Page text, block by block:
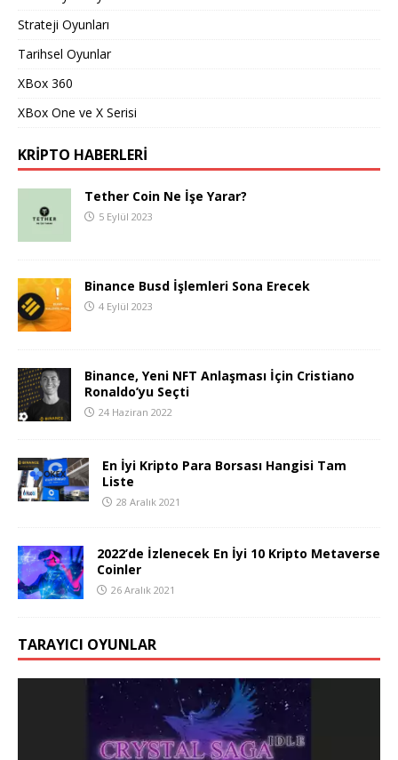
Strateji Oyunları
Tarihsel Oyunlar
XBox 360
XBox One ve X Serisi
KRIPTO HABERLERI
Tether Coin Ne İşe Yarar?
5 Eylül 2023
Binance Busd İşlemleri Sona Erecek
4 Eylül 2023
Binance, Yeni NFT Anlaşması İçin Cristiano
Ronaldo’yu Seçti
24 Haziran 2022
En İyi Kripto Para Borsası Hangisi Tam
Liste
28 Aralık 2021
2022’de İzlenecek En İyi 10 Kripto Metaverse
Coinler
26 Aralık 2021
TARAYICI OYUNLAR